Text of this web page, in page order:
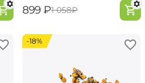
‍899‍ ₽‍1 058‍₽
-18%